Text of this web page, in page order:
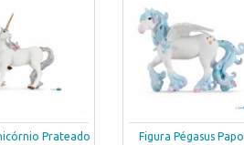
Prateado
Figura Pégasus Papo